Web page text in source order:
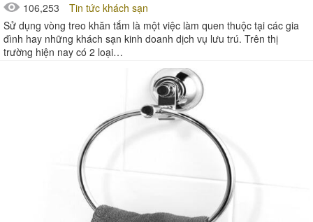
106,253
Tin tức khách sạn
Sử dụng vòng treo khăn tắm là một việc làm quen thuộc tại các gia
đình hay những khách sạn kinh doanh dịch vụ lưu trú. Trên thị
trường hiện nay có 2 loại…